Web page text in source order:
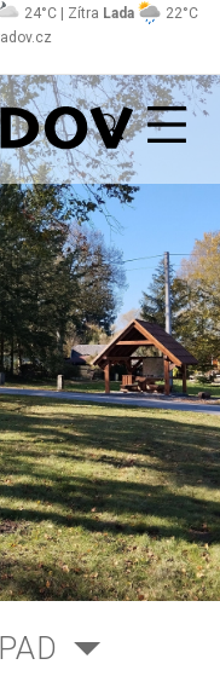
24°C | Zítra Lada 22°C